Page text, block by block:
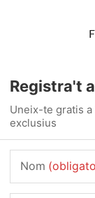
Registra't
Uneix-te gratis a
exclusius
Nom